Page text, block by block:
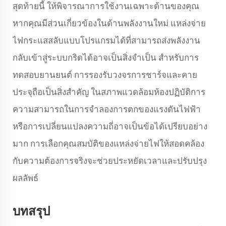
สุดท้ายนี้ ให้พิจารณาการใช้งานเฉพาะด้านของคุณ
หากคุณมีส่วนเกี่ยวข้องในด้านพลังงานใหม่ แหล่งจ่าย
ไฟกระแสสลับแบบโปรแกรมได้ที่สามารถส่งพลังงาน
กลับเข้าสู่ระบบกริดได้อาจเป็นสิ่งจำเป็น สำหรับการ
ทดสอบยานยนต์ การรองรับวงจรการชาร์จและคาย
ประจุถือเป็นสิ่งสำคัญ ในสภาพแวดล้อมห้องปฏิบัติการ
ความสามารถในการจำลองการตกของแรงดันไฟฟ้า
หรือการเปลี่ยนแปลงความถี่อาจเป็นข้อได้เปรียบอย่าง
มาก การเลือกคุณสมบัติของแหล่งจ่ายไฟให้สอดคล้อง
กับความต้องการจริงจะช่วยประหยัดเวลาและปรับปรุง
ผลลัพธ์
บทสรุป